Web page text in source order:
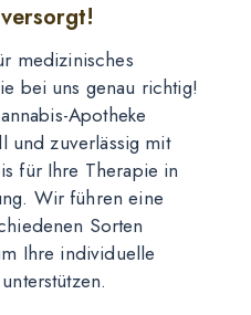
medizinisches
bei uns genau richtig!
Apotheke
und zuverlässig mit
für Ihre Therapie in
Wir führen eine
Sorten
Ihre individuelle